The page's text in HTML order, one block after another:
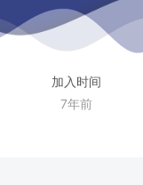
加入时间
7年前